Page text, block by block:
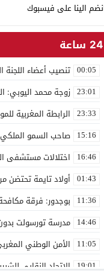
الينا على فيسبوك
24 ساعة
00:05 تنصيب أعضاء
23:01 زوجة محمد اليوبي:
23:33 الرابطة المغربية
15:16 صاحب السمو
16:46 اختلالات مستشفى
01:43 أولاد تايمة تحتضن
11:36 بوجدور: فرقة مكافحة
14:46 مدرسة تورسولت بدون
11:05 الأمن الوطني
19:01 الاتحاد النقابي